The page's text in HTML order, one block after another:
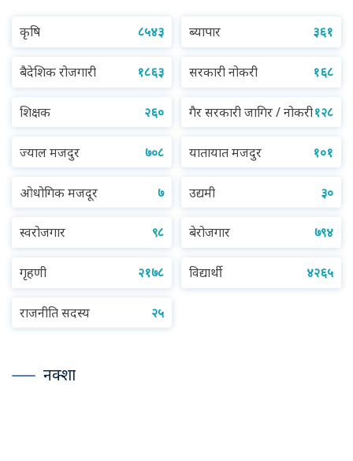
कृषि ८५४३ ब्यापार ३६१
बैदेशिक रोजगारी १८६३ सरकारी नोकरी १६८
शिक्षक २६० गैर सरकारी जागिर / नोकरी१२८
ज्याल मजदुर ७०८ यातायात मजदुर १०१
ओधोगिक मजदूर ७ उद्यमी ३०
स्वरोजगार ९८ बेरोजगार ७९४
गृहणी २१७८ विद्यार्थी ४२६५
राजनीति सदस्य २५
नक्शा